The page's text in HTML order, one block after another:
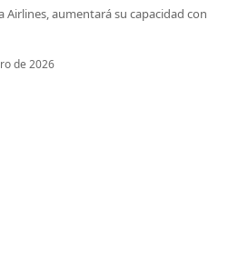
Airlines, aumentará su capacidad con
de 2026